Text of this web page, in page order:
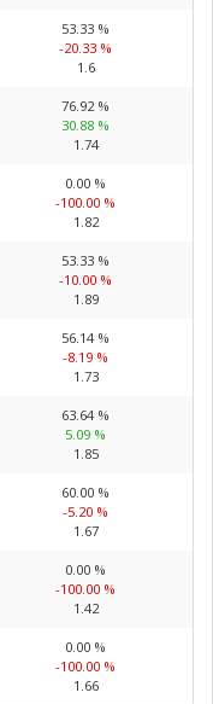
53.33 %
-20.33 %
1.6
76.92 %
30.88 %
1.74
0.00 %
-100.00 %
1.82
53.33 %
-10.00 %
1.89
56.14 %
-8.19 %
1.73
63.64 %
5.09 %
1.85
60.00 %
-5.20 %
1.67
0.00 %
-100.00 %
1.42
0.00 %
-100.00 %
1.66